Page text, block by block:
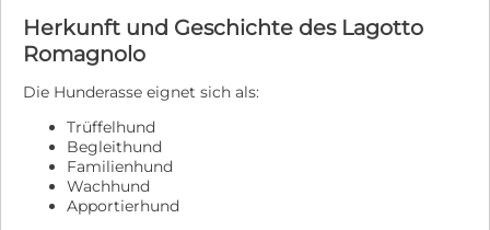
Herkunft und Geschichte des Lagotto
Romagnolo
Die Hunderasse eignet sich als:
Trüffelhund
Begleithund
Familienhund
Wachhund
Apportierhund